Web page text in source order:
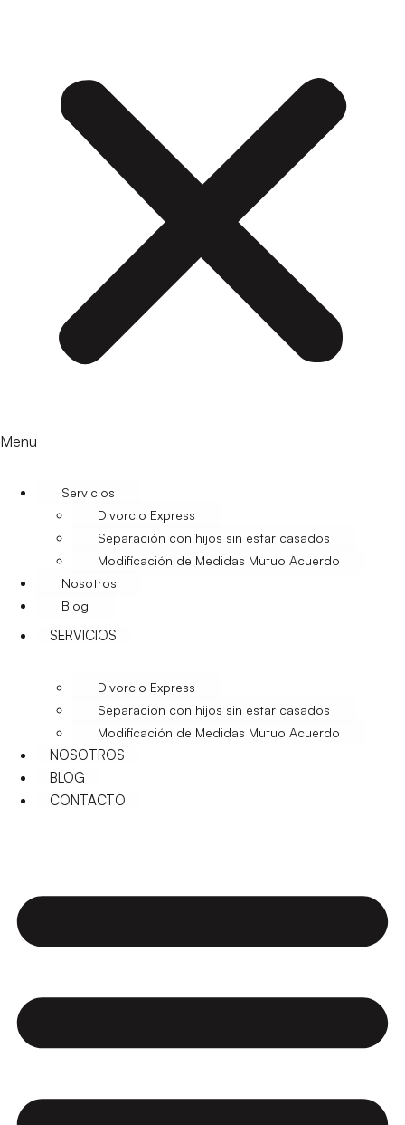
Menu
Servicios
Divorcio Express
Separación con hijos sin estar casados
Modificación de Medidas Mutuo Acuerdo
Nosotros
Blog
SERVICIOS
Divorcio Express
Separación con hijos sin estar casados
Modificación de Medidas Mutuo Acuerdo
NOSOTROS
BLOG
CONTACTO